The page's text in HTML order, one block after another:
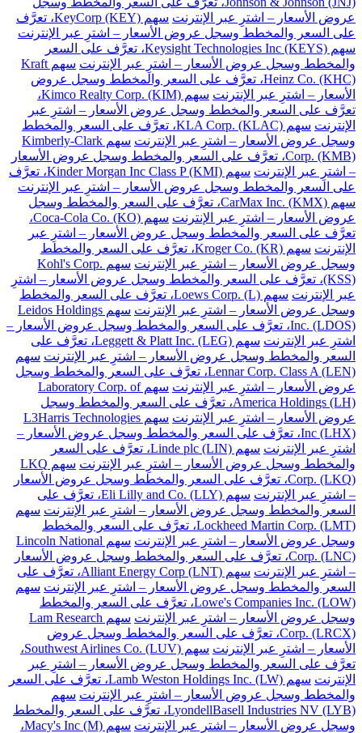
عروض الأسعار – اشترِ عبر الإنترنت
سهم KeyCorp (KEY)، تعرَّف
على السعر والمخطط وسجل عروض الأسعار – اشترِ عبر الإنترنت
سهم Keysight Technologies Inc (KEYS)، تعرَّف على السعر
والمخطط وسجل عروض الأسعار – اشترِ عبر الإنترنت
سهم Kraft
Heinz Co. (KHC)، تعرَّف على السعر والمخطط وسجل عروض
الأسعار – اشترِ عبر الإنترنت
سهم Kimco Realty Corp. (KIM)،
تعرَّف على السعر والمخطط وسجل عروض الأسعار – اشترِ عبر
الإنترنت
سهم KLA Corp. (KLAC)، تعرَّف على السعر والمخطط
وسجل عروض الأسعار – اشترِ عبر الإنترنت
سهم Kimberly-Clark
Corp. (KMB)، تعرَّف على السعر والمخطط وسجل عروض الأسعار
– اشترِ عبر الإنترنت
سهم Kinder Morgan Inc Class P (KMI)، تعرَّف
على السعر والمخطط وسجل عروض الأسعار – اشترِ عبر الإنترنت
سهم CarMax Inc. (KMX)، تعرَّف على السعر والمخطط وسجل
عروض الأسعار – اشترِ عبر الإنترنت
سهم Coca-Cola Co. (KO)،
تعرَّف على السعر والمخطط وسجل عروض الأسعار – اشترِ عبر
الإنترنت
سهم Kroger Co. (KR)، تعرَّف على السعر والمخطط
وسجل عروض الأسعار – اشترِ عبر الإنترنت
سهم Kohl's Corp.
(KSS)، تعرَّف على السعر والمخطط وسجل عروض الأسعار – اشترِ
عبر الإنترنت
سهم Loews Corp. (L)، تعرَّف على السعر والمخطط
وسجل عروض الأسعار – اشترِ عبر الإنترنت
سهم Leidos Holdings
Inc. (LDOS)، تعرَّف على السعر والمخطط وسجل عروض الأسعار –
اشترِ عبر الإنترنت
سهم Leggett & Platt Inc. (LEG)، تعرَّف على
السعر والمخطط وسجل عروض الأسعار – اشترِ عبر الإنترنت سهم
Lennar Corp. Class A (LEN)، تعرَّف على السعر والمخطط وسجل
عروض الأسعار – اشترِ عبر الإنترنت
سهم Laboratory Corp. of
America Holdings (LH)، تعرَّف على السعر والمخطط وسجل
عروض الأسعار – اشترِ عبر الإنترنت
سهم L3Harris Technologies
Inc (LHX)، تعرَّف على السعر والمخطط وسجل عروض الأسعار –
اشترِ عبر الإنترنت
سهم Linde plc (LIN)، تعرَّف على السعر
والمخطط وسجل عروض الأسعار – اشترِ عبر الإنترنت
سهم LKQ
Corp. (LKQ)، تعرَّف على السعر والمخطط وسجل عروض الأسعار
– اشترِ عبر الإنترنت
سهم Eli Lilly and Co. (LLY)، تعرَّف على
السعر والمخطط وسجل عروض الأسعار – اشترِ عبر الإنترنت سهم
Lockheed Martin Corp. (LMT)، تعرَّف على السعر والمخطط
وسجل عروض الأسعار – اشترِ عبر الإنترنت
سهم Lincoln National
Corp. (LNC)، تعرَّف على السعر والمخطط وسجل عروض الأسعار
– اشترِ عبر الإنترنت
سهم Alliant Energy Corp (LNT)، تعرَّف على
السعر والمخطط وسجل عروض الأسعار – اشترِ عبر الإنترنت سهم
Lowe's Companies Inc. (LOW)، تعرَّف على السعر والمخطط
وسجل عروض الأسعار – اشترِ عبر الإنترنت
سهم Lam Research
Corp. (LRCX)، تعرَّف على السعر والمخطط وسجل عروض
الأسعار – اشترِ عبر الإنترنت
سهم Southwest Airlines Co. (LUV)،
تعرَّف على السعر والمخطط وسجل عروض الأسعار – اشترِ عبر
الإنترنت
سهم Lamb Weston Holdings Inc. (LW)، تعرَّف على السعر
والمخطط وسجل عروض الأسعار – اشترِ عبر الإنترنت سهم
LyondellBasell Industries NV (LYB)، تعرَّف على السعر والمخطط
وسجل عروض الأسعار – اشترِ عبر الإنترنت
سهم Macy's Inc (M)،